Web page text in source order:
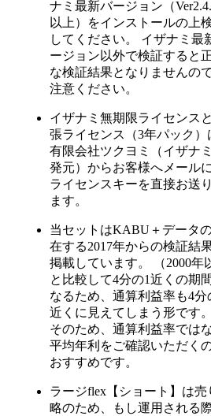
ナミ最新バージョン（
以上）をインストールの上
してください。 イザナミ最
ージョン以外で検証すると
な検証結果となりませんの
注意ください。
イザナミ無期限ライセンス
張ライセンス（3年パック）
有限会社ツクヨミ（イザナ
発元）からお客様へメール
ライセンスキーを直接お送
ます。
当セットはKABU＋データ
在する2017年からの検証結
掲載しています。 （2000年
と比較して4分の1近くの期
なるため、通算利益率も4分
近くに見えてしまう形です。
そのため、通算利益率では
平均年利をご確認いただく
おすすめです。
ラージflex【ショート】は売
略のため、もし運用される